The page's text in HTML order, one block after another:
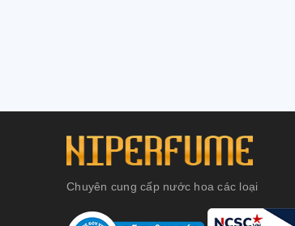
Chuyên cung cấp nước hoa các loại